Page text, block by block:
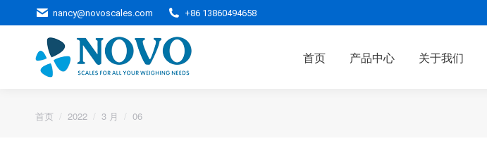
nancy@novoscales.com +86 13860494658
首页 产品中心 关于我们
您的位置：
首页 2022 3 月 06